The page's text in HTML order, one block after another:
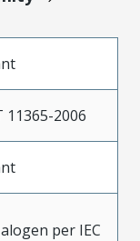
11365-2006
per IEC